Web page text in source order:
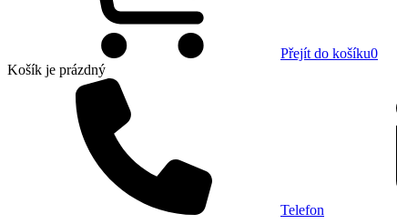
Přejít do košíku0
Košík je prázdný
Telefon